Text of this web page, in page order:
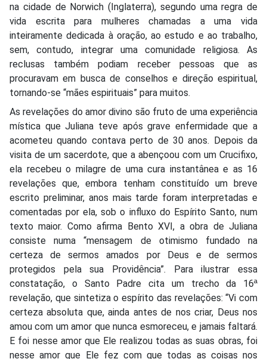
na cidade de Norwich (Inglaterra), segundo uma regra de
vida escrita para mulheres chamadas a uma vida
inteiramente dedicada à oração, ao estudo e ao trabalho,
sem, contudo, integrar uma comunidade religiosa. As
reclusas também podiam receber pessoas que as
procuravam em busca de conselhos e direção espiritual,
tornando-se “mães espirituais” para muitos.
As revelações do amor divino são fruto de uma experiência
mística que Juliana teve após grave enfermidade que a
acometeu quando contava perto de 30 anos. Depois da
visita de um sacerdote, que a abençoou com um Crucifixo,
ela recebeu o milagre de uma cura instantânea e as 16
revelações que, embora tenham constituído um breve
escrito preliminar, anos mais tarde foram interpretadas e
comentadas por ela, sob o influxo do Espírito Santo, num
texto maior. Como afirma Bento XVI, a obra de Juliana
consiste numa “mensagem de otimismo fundado na
certeza de sermos amados por Deus e de sermos
protegidos pela sua Providência”. Para ilustrar essa
constatação, o Santo Padre cita um trecho da 16ª
revelação, que sintetiza o espírito das revelações: “Vi com
certeza absoluta que, ainda antes de nos criar, Deus nos
amou com um amor que nunca esmoreceu, e jamais faltará.
E foi nesse amor que Ele realizou todas as suas obras, foi
nesse amor que Ele fez com que todas as coisas nos